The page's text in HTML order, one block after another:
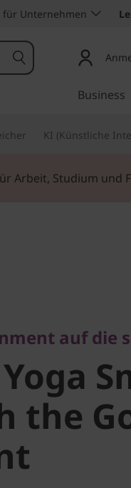
für Unternehmen
Business
KI (Künstliche
Arbeit, Studium und
the
auf die
the